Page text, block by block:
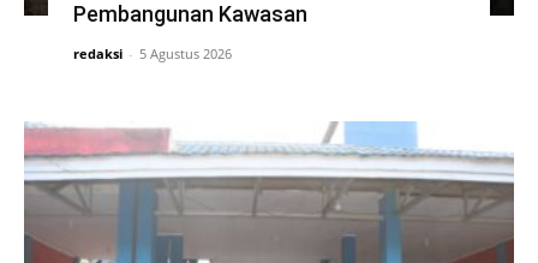
Pembangunan Kawasan
redaksi - 5 Agustus 2026